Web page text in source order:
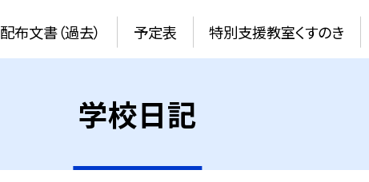
配布文書（過去） 予定表 特別支援教室くすのき
学校日記